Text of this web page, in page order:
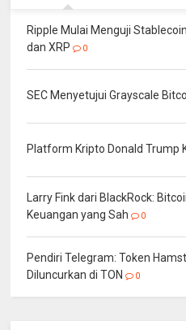
Ripple Mulai Menguji
dan XRP
0
SEC Menyetujui Grayscale
Platform Kripto Donald Trump
Larry Fink dari BlackRock:
Keuangan yang Sah
0
Pendiri Telegram: Token
Diluncurkan di TON
0